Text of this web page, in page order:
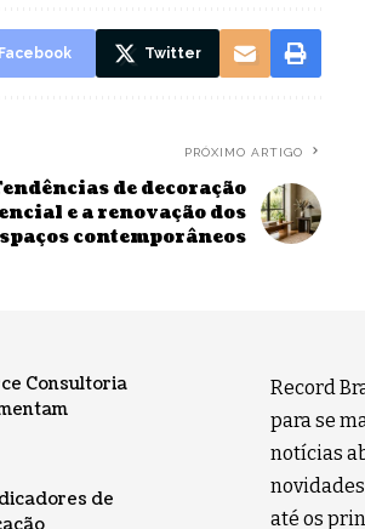
Facebook Twitter
PRÓXIMO ARTIGO
de decoração
e a renovação dos
contemporâneos
Consultoria
de
Record
para se
notícias
até os